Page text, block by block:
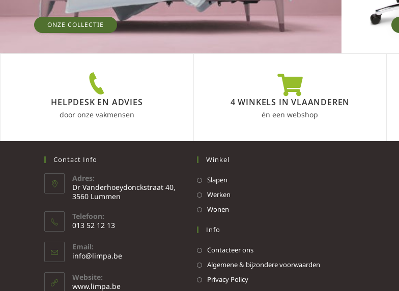
ONZE COLLECTIE
HELPDESK EN ADVIES
door onze vakmensen
4 WINKELS IN VLAANDEREN
én een webshop
Contact Info
Adres:
Dr Vanderhoeydonckstraat 40,
3560 Lummen
Telefoon:
013 52 12 13
Email:
info@limpa.be
Website:
www.limpa.be
Winkel
Slapen
Werken
Wonen
Info
Contacteer ons
Algemene & bijzondere voorwaarden
Privacy Policy